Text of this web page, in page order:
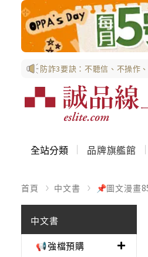
防詐3要訣：不聽信、不操作
全站分類 品牌旗艦館
首頁 中文書 📌圖文漫畫
中文書
📢強檔預購